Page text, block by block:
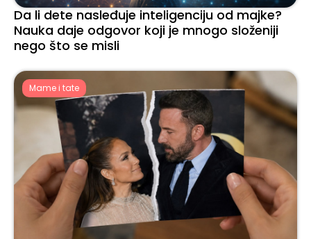
Da li dete nasleđuje inteligenciju od majke?
Nauka daje odgovor koji je mnogo složeniji
nego što se misli
Mame i tate